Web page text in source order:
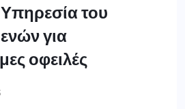
του
για
οφειλές